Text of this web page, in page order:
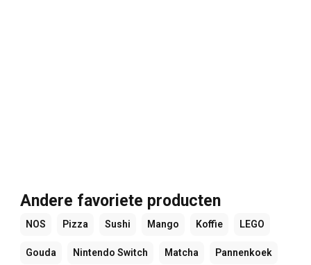
Andere favoriete producten
NOS Pizza Sushi Mango Koffie LEGO
Gouda Nintendo Switch Matcha Pannenkoek